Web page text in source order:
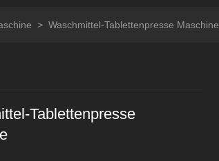
> Waschmittel-Tablettenpresse Maschine
Tablettenpresse